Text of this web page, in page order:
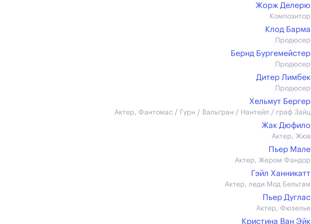
Жорж Делерю
Композитор
Клод Барма
Продюсер
Бернд Бургемейстер
Продюсер
Дитер Лимбек
Продюсер
Хельмут Бергер
Актер, Фантомас / Гурн / Вальгран / Нантейл / граф Зайц
Жак Дюфило
Актер, Жюв
Пьер Мале
Актер, Жером Фандор
Гэйл Ханникатт
Актер, леди Мод Бельтам
Пьер Дуглас
Актер, Фюзелье
Кристина Ван Эйк